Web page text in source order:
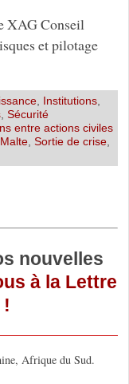
XAG Conseil
et pilotage
, Institutions,
, Sécurité
entre actions civiles
, Sortie de crise,
nouvelles
à la Lettre
Afrique du Sud.